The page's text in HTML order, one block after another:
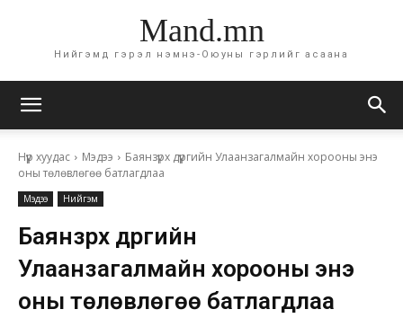
Mand.mn
Нийгэмд гэрэл нэмнэ-Оюуны гэрлийг асаана
Нүүр хуудас Мэдээ
Баянзүрх дүүргийн Улаанзагалмайн хорооны энэ
оны төлөвлөгөө батлагдлаа
Мэдээ Нийгэм
Баянзүрх дүүргийн
Улаанзагалмайн хорооны энэ
оны төлөвлөгөө батлагдлаа